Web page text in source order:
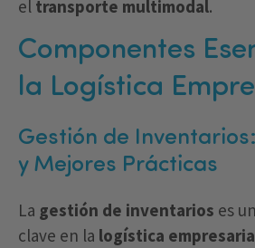
el transporte multimodal.
Componentes
la Logística
Gestión de
y Mejores Prácticas
La gestión de inventarios es
clave en la logística